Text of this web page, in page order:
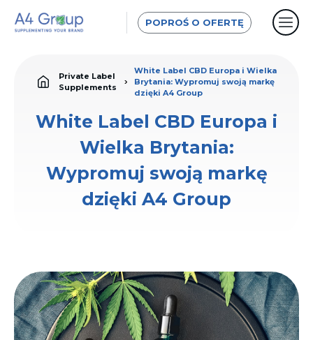
POPROŚ O OFERTĘ
Private Label
Supplements
White Label CBD Europa i Wielka
Brytania: Wypromuj swoją markę
dzięki A4 Group
White Label CBD Europa i
Wielka Brytania:
Wypromuj swoją markę
dzięki A4 Group